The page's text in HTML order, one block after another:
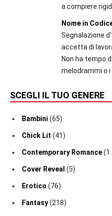
a compiere
Nome in
Segnalazione
accetta di
Non ha tempo
melodrammi o
SCEGLI IL TUO GENERE
Bambini (65)
Chick Lit (41)
Contemporary Romance
Cover Reveal (5)
Erotico (76)
Fantasy(218)